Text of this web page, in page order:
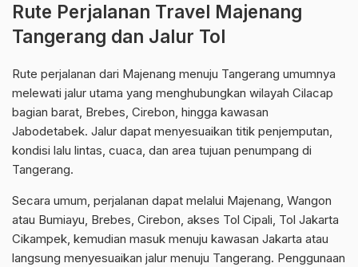
Rute Perjalanan Travel Majenang
Tangerang dan Jalur Tol
Rute perjalanan dari Majenang menuju Tangerang umumnya
melewati jalur utama yang menghubungkan wilayah Cilacap
bagian barat, Brebes, Cirebon, hingga kawasan
Jabodetabek. Jalur dapat menyesuaikan titik penjemputan,
kondisi lalu lintas, cuaca, dan area tujuan penumpang di
Tangerang.
Secara umum, perjalanan dapat melalui Majenang, Wangon
atau Bumiayu, Brebes, Cirebon, akses Tol Cipali, Tol Jakarta
Cikampek, kemudian masuk menuju kawasan Jakarta atau
langsung menyesuaikan jalur menuju Tangerang. Penggunaan